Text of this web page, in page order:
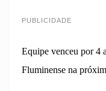
PUBLICIDADE
Equipe venceu por 4
Fluminense na